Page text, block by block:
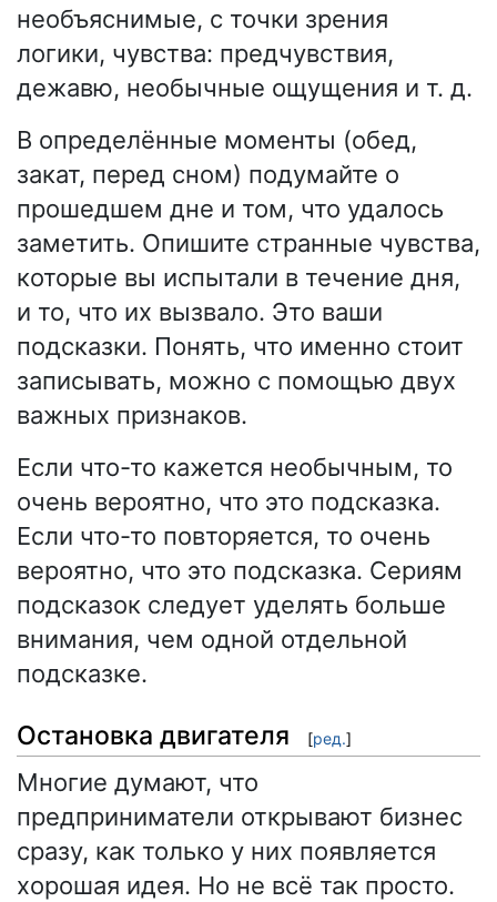
необъяснимые, с точки зрения
логики, чувства: предчувствия,
дежавю, необычные ощущения и т. д.
В определённые моменты (обед,
закат, перед сном) подумайте о
прошедшем дне и том, что удалось
заметить. Опишите странные чувства,
которые вы испытали в течение дня,
и то, что их вызвало. Это ваши
подсказки. Понять, что именно стоит
записывать, можно с помощью двух
важных признаков.
Если что-то кажется необычным, то
очень вероятно, что это подсказка.
Если что-то повторяется, то очень
вероятно, что это подсказка. Сериям
подсказок следует уделять больше
внимания, чем одной отдельной
подсказке.
Остановка двигателя [ред.]
Многие думают, что
предприниматели открывают бизнес
сразу, как только у них появляется
хорошая идея. Но не всё так просто.